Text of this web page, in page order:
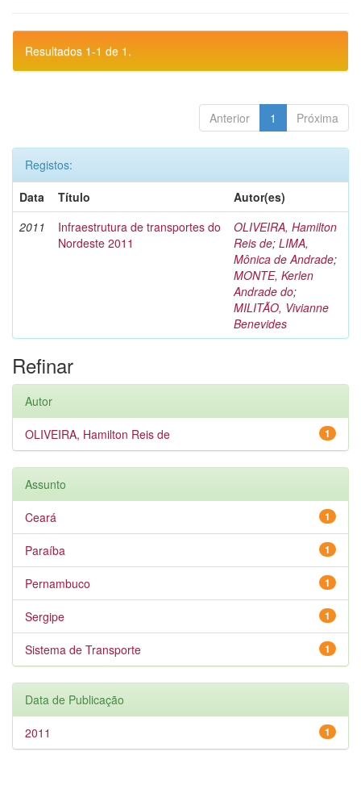
Resultados 1-1 de 1.
Anterior 1 Próxima
Registos:
Data
Título
Autor(es)
2011
Infraestrutura de transportes do
Nordeste 2011
OLIVEIRA, Hamilton
Reis de; LIMA,
Mônica de Andrade;
MONTE, Kerlen
Andrade do;
MILITÃO, Vivianne
Benevides
Refinar
Autor
1
OLIVEIRA, Hamilton Reis de
Assunto
1
Ceará
1
Paraíba
1
Pernambuco
1
Sergipe
1
Sistema de Transporte
Data de Publicação
1
2011